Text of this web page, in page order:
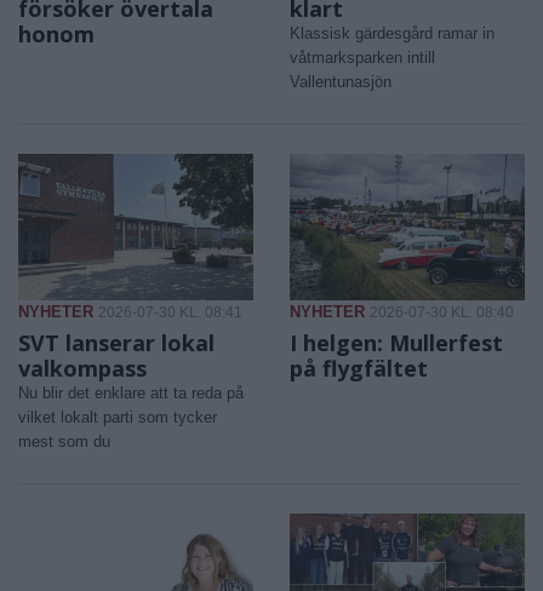
försöker övertala
honom
klart
Klassisk gärdesgård ramar in
våtmarksparken intill
Vallentunasjön
NYHETER 2026-07-30 KL. 08:41
SVT lanserar lokal
valkompass
Nu blir det enklare att ta reda på
vilket lokalt parti som tycker
mest som du
NYHETER 2026-07-30 KL. 08:40
I helgen: Mullerfest
på flygfältet